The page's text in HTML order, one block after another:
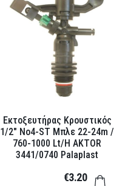
Εκτοξευτήρας Κρουστικός
1/2" Νο4-ST Μπλε 22-24m /
760-1000 Lt/h AKTOR
3441/0740 Palaplast
€3.20